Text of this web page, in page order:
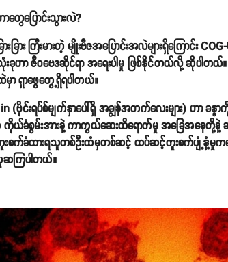
တွေပြောင်းသွားလဲ?
ခြား ကြီးမားတဲ့ မျိုးဗီဇအပြောင်းအလဲများရှိကြောင်း
းခုဟာ ဇီဝဗေဒဆိုင်ရာ အရေးပါမှု ဖြစ်နိုင်တယ်လို့ ဆိုပါတယ်။
ာ ရှာဖွေတွေ့ရှိရပါတယ်။
(ဗိုင်းရပ်စ်မျက်နှာပေါ်ရှိ အချွန်အတက်လေးများ) ဟာ ခန္
မ်းအားနဲ့ ကာကွယ်ဆေးထိရောက်မှု အခြေအနေတို့နဲ့ ဆက်စ
စက်ခံထားရသူတစ်ဦးထံမှတစ်ဆင့် ထပ်ဆင့်ကူးစက်ပျံ့နှံ့မှုကန
ဆကြပါတယ်။